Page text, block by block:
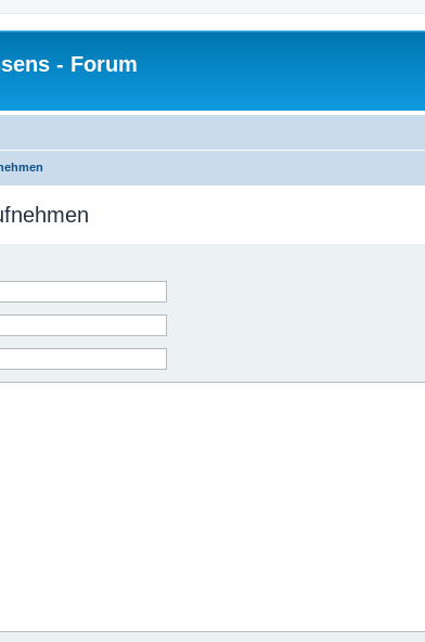
- Forum